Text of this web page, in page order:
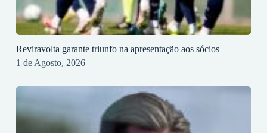
Reviravolta garante triunfo na apresentação aos sócios
1 de Agosto, 2026